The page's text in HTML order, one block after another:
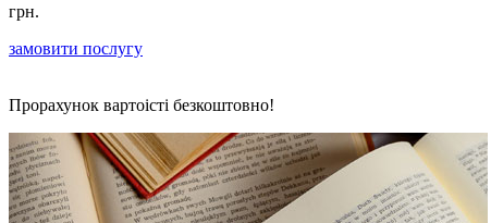
грн.
замовити послугу
Прорахунок вартоісті безкоштовно!